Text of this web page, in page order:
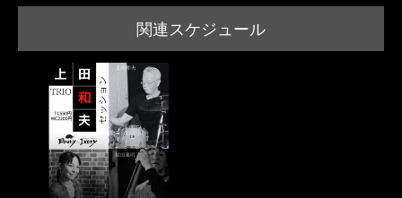
関連スケジュール